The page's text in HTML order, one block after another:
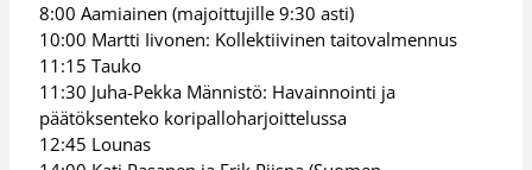
8:00 Aamiainen (majoittujille 9:30 asti)
10:00 Martti Iivonen: Kollektiivinen taitovalmennus
11:15 Tauko
11:30 Juha-Pekka Männistö: Havainnointi ja
päätöksenteko koripalloharjoittelussa
12:45 Lounas